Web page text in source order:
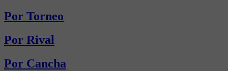
Por Torneo
Por Rival
Por Cancha